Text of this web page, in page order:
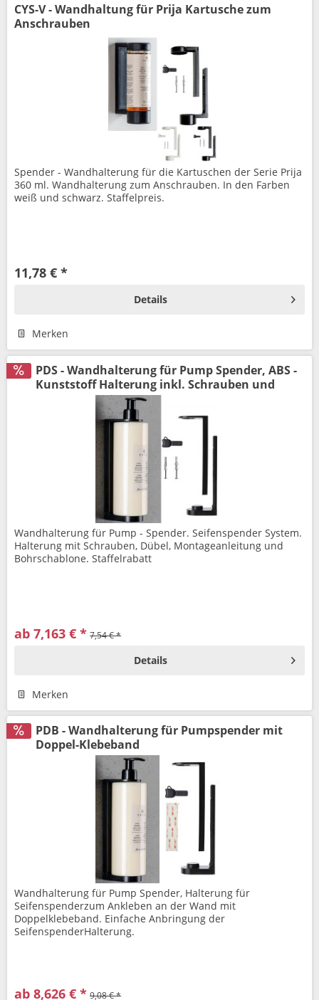
CYS-V - Wandhaltung für Prija Kartusche zum
Anschrauben
Spender - Wandhalterung für die Kartuschen der Serie Prija
360 ml. Wandhalterung zum Anschrauben. In den Farben
weiß und schwarz. Staffelpreis.
11,78 € *
Details
Merken
PDS - Wandhalterung für Pump Spender, ABS -
Kunststoff Halterung inkl. Schrauben und
Wandhalterung für Pump - Spender. Seifenspender System.
Halterung mit Schrauben, Dübel, Montageanleitung und
Bohrschablone. Staffelrabatt
ab 7,163 € * 7,54 € *
Details
Merken
PDB - Wandhalterung für Pumpspender mit
Doppel-Klebeband
Wandhalterung für Pump Spender, Halterung für
Seifenspenderzum Ankleben an der Wand mit
Doppelklebeband. Einfache Anbringung der
SeifenspenderHalterung.
ab 8,626 € * 9,08 € *